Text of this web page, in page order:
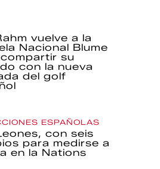
vuelve a la
Nacional Blume
su
con la nueva
del golf
ESPAÑOLAS
con seis
para medirse a
en la Nations